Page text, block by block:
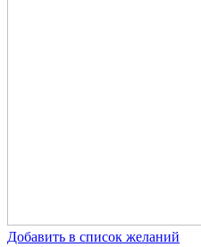
Добавить в список желаний